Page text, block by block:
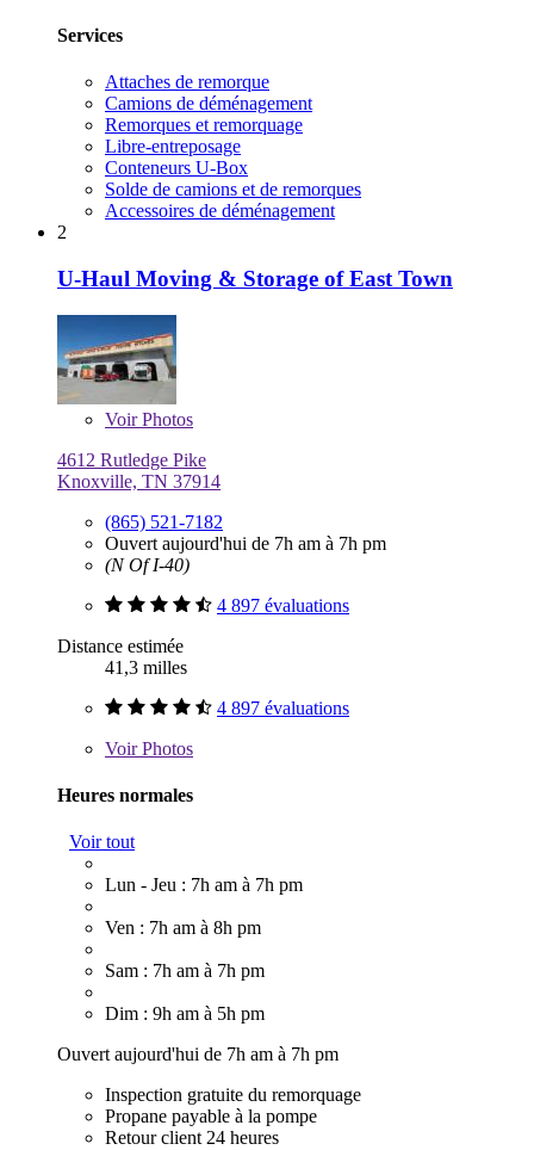
Services
Attaches de remorque
Camions de déménagement
Remorques et remorquage
Libre-entreposage
Conteneurs U-Box
Solde de camions et de remorques
Accessoires de déménagement
2
U-Haul Moving & Storage of East Town
VoirPhotos
4612 Rutledge Pike
Knoxville, TN 37914
(865) 521-7182
Ouvert aujourd'hui de 7h am à 7h pm
(N Of I-40)
4 897 évaluations
Distance estimée
41,3 milles
4 897 évaluations
VoirPhotos
Heures normales
Voir tout
Lun - Jeu : 7h am à 7h pm
Ven : 7h am à 8h pm
Sam : 7h am à 7h pm
Dim : 9h am à 5h pm
Ouvert aujourd'hui de 7h am à 7h pm
Inspection gratuite du remorquage
Propane payable à la pompe
Retour client 24 heures